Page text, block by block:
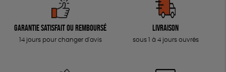
Garantie satisfait ou remboursé
14 jours pour changer d'avis
Livraison
sous 1 à 4 jours ouvrés